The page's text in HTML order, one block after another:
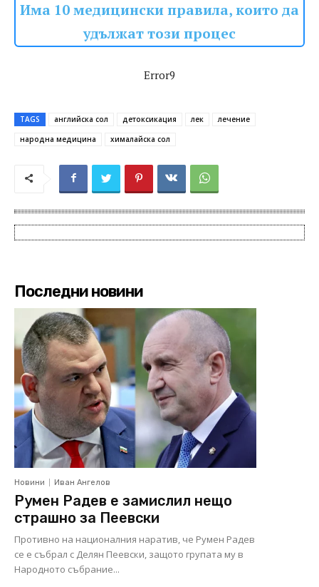
Има 10 медицински правила, които да
удължат този процес
Error9
TAGS английска сол детоксикация лек
лечение
народна медицина
хималайска сол
Последни новини
Новини Иван Ангелов
Румен Радев е замислил нещо
страшно за Пеевски
Противно на националния наратив, че Румен Радев
се е събрал с Делян Пеевски, защото групата му в
Народното събрание...